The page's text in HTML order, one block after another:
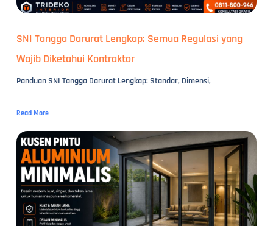
SNI Tangga Darurat Lengkap: Semua Regulasi yang
Wajib Diketahui Kontraktor
Panduan SNI Tangga Darurat Lengkap: Standar, Dimensi,
Read More